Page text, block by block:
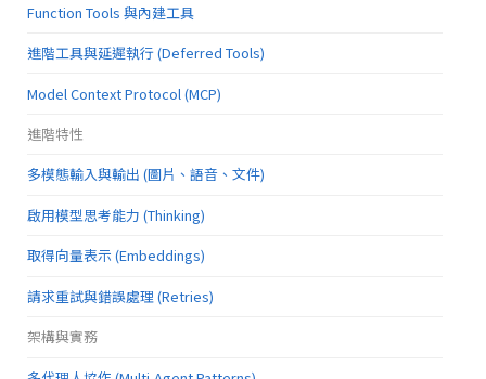
Function Tools 與內建工具
進階工具與延遲執行 (Deferred Tools)
Model Context Protocol (MCP)
進階特性
多模態輸入與輸出 (圖片、語音、文件)
啟用模型思考能力 (Thinking)
取得向量表示 (Embeddings)
請求重試與錯誤處理 (Retries)
架構與實務